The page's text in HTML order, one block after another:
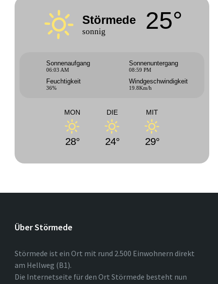
Störmede
sonnig 25°
Sonnenaufgang
06:03 AM
Sonnenuntergang
08:59 PM
Feuchtigkeit
36%
Windgeschwindigkeit
19.8Km/h
MON
28°
DIE
24°
MIT
29°
Über Störmede
Störmede ist ein Ort mit rund 2.500 Einwohnern direkt
am Hellweg (B1).
Die Internetseite für den Ort Störmede besteht nun